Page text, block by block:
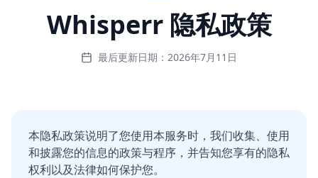
Whisperr 隐私政策
最后更新日期：2026年7月11日
本隐私政策说明了您使用本服务时，我们收集、使用
和披露您的信息的政策与程序，并告知您享有的隐私
权利以及法律如何保护您。